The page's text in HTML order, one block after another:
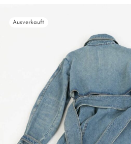
Ausverkauft